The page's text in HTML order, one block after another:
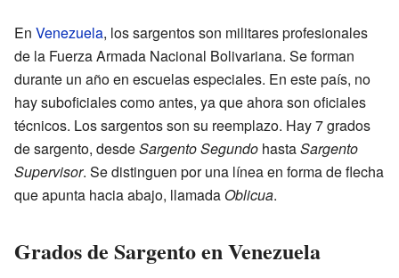
En Venezuela, los sargentos son militares profesionales
de la Fuerza Armada Nacional Bolivariana. Se forman
durante un año en escuelas especiales. En este país, no
hay suboficiales como antes, ya que ahora son oficiales
técnicos. Los sargentos son su reemplazo. Hay 7 grados
de sargento, desdeSargento Segundo hastaSargento
Supervisor. Se distinguen por una línea en forma de flecha
que apunta hacia abajo, llamada Oblicua.
Grados de Sargento en Venezuela